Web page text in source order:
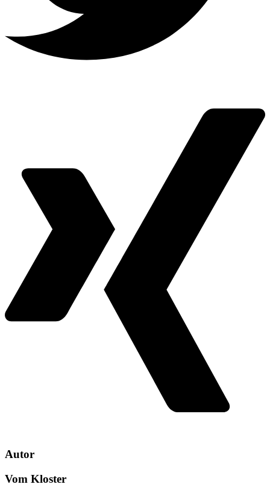
Autor
Vom Kloster